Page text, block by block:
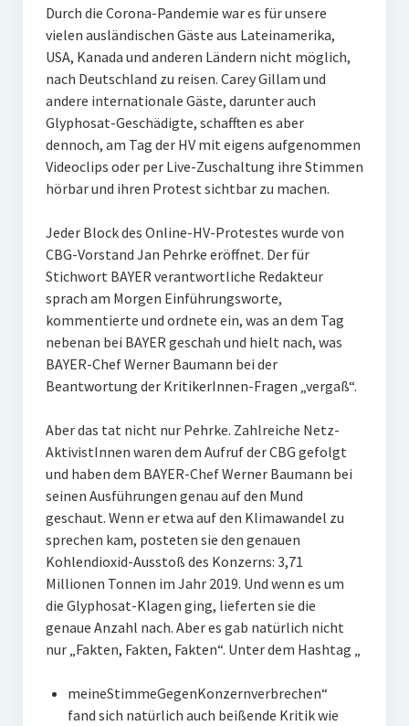
Durch die Corona-Pandemie war es für unsere
vielen ausländischen Gäste aus Lateinamerika,
USA, Kanada und anderen Ländern nicht möglich,
nach Deutschland zu reisen. Carey Gillam und
andere internationale Gäste, darunter auch
Glyphosat-Geschädigte, schafften es aber
dennoch, am Tag der HV mit eigens aufgenommen
Videoclips oder per Live-Zuschaltung ihre Stimmen
hörbar und ihren Protest sichtbar zu machen.
Jeder Block des Online-HV-Protestes wurde von
CBG-Vorstand Jan Pehrke eröffnet. Der für
Stichwort BAYER verantwortliche Redakteur
sprach am Morgen Einführungsworte,
kommentierte und ordnete ein, was an dem Tag
nebenan bei BAYER geschah und hielt nach, was
BAYER-Chef Werner Baumann bei der
Beantwortung der KritikerInnen-Fragen „vergaß“.
Aber das tat nicht nur Pehrke. Zahlreiche Netz-
AktivistInnen waren dem Aufruf der CBG gefolgt
und haben dem BAYER-Chef Werner Baumann bei
seinen Ausführungen genau auf den Mund
geschaut. Wenn er etwa auf den Klimawandel zu
sprechen kam, posteten sie den genauen
Kohlendioxid-Ausstoß des Konzerns: 3,71
Millionen Tonnen im Jahr 2019. Und wenn es um
die Glyphosat-Klagen ging, lieferten sie die
genaue Anzahl nach. Aber es gab natürlich nicht
nur „Fakten, Fakten, Fakten“. Unter dem Hashtag „
meineStimmeGegenKonzernverbrechen“
fand sich natürlich auch beißende Kritik wie